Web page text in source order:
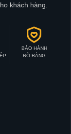
khách hàng.
BẢO HÀNH
RÕ RÀNG